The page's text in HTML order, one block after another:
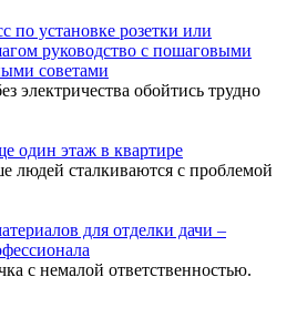
по установке розетки или
руководство с пошаговыми
советами
электричества обойтись трудно
один этаж в квартире
людей сталкиваются с проблемой
для отделки дачи –
с немалой ответственностью.